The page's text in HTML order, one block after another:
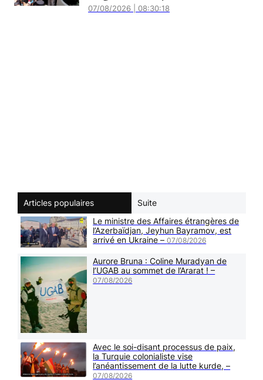
07/08/2026 | 08:30:18
Articles populaires
Suite
Le ministre des Affaires étrangères de
l’Azerbaïdjan, Jeyhun Bayramov, est
arrivé en Ukraine –07/08/2026
Aurore Bruna : Coline Muradyan de
l’UGAB au sommet de l’Ararat ! –
07/08/2026
Avec le soi-disant processus de paix,
la Turquie colonialiste vise
l’anéantissement de la lutte kurde, –
07/08/2026